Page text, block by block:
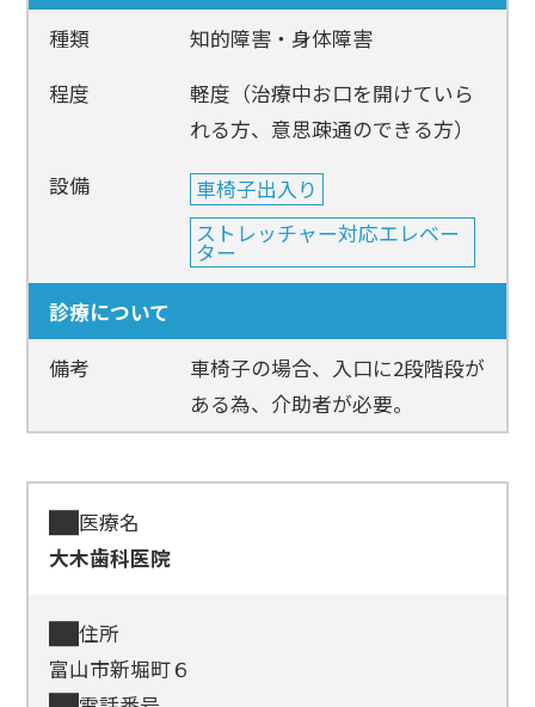
種類
知的障害・身体障害
程度
軽度（治療中お口を開けていら
れる方、意思疎通のできる方）
設備
車椅子出入り
ストレッチャー対応エレベー
ター
診療について
備考
車椅子の場合、入口に2段階段が
ある為、介助者が必要。
医療名
大木歯科医院
住所
富山市新堀町６